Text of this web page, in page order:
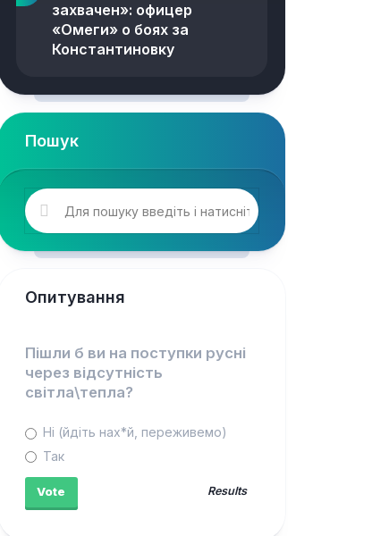
захвачен»: офицер
«Омеги» о боях за
Константиновку
Пошук
Опитування
Пішли б ви на поступки русні
через відсутність
світла\тепла?
Ні (йдіть нах*й, переживемо)
Так
Results